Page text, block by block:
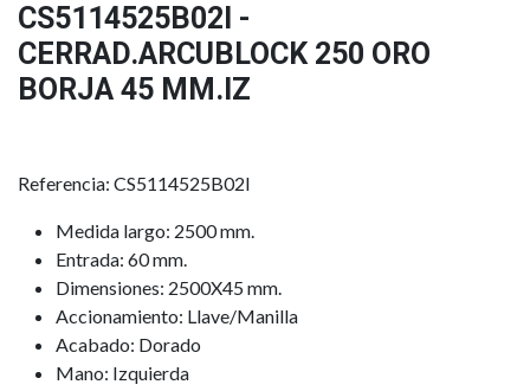
CS5114525B02I -
CERRAD.ARCUBLOCK 250 ORO
BORJA 45 MM.IZ
Referencia: CS5114525B02I
Medida largo: 2500 mm.
Entrada: 60 mm.
Dimensiones: 2500X45 mm.
Accionamiento: Llave/Manilla
Acabado: Dorado
Mano: Izquierda